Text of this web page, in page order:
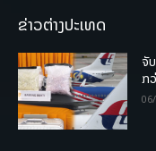
ຂ່າວຕ່າງປະເທດ
ຈັ
ກ